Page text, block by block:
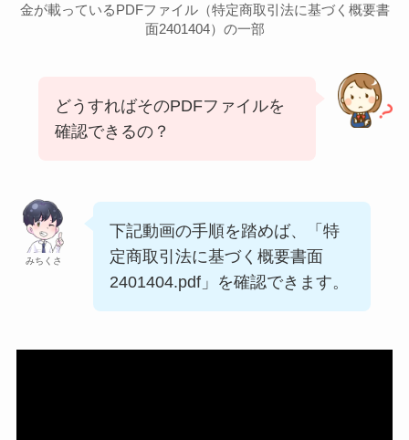
金が載っているPDFファイル（特定商取引法に基づく概要書
面2401404）の一部
どうすればそのPDFファイルを
確認できるの？
みちくさ
下記動画の手順を踏めば、「特
定商取引法に基づく概要書面
2401404.pdf」を確認できます。